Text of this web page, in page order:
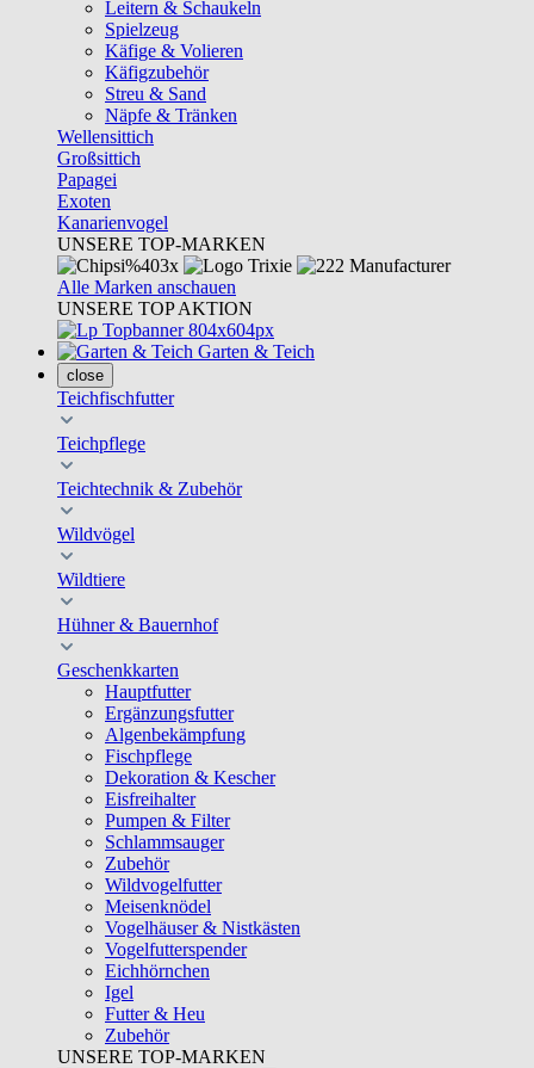
Leitern & Schaukeln
Spielzeug
Käfige & Volieren
Käfigzubehör
Streu & Sand
Näpfe & Tränken
Wellensittich
Großsittich
Papagei
Exoten
Kanarienvogel
UNSERE TOP-MARKEN
Alle Marken anschauen
UNSERE TOP AKTION
Garten & Teich
close
Teichfischfutter
Teichpflege
Teichtechnik & Zubehör
Wildvögel
Wildtiere
Hühner & Bauernhof
Geschenkkarten
Hauptfutter
Ergänzungsfutter
Algenbekämpfung
Fischpflege
Dekoration & Kescher
Eisfreihalter
Pumpen & Filter
Schlammsauger
Zubehör
Wildvogelfutter
Meisenknödel
Vogelhäuser & Nistkästen
Vogelfutterspender
Eichhörnchen
Igel
Futter & Heu
Zubehör
UNSERE TOP-MARKEN